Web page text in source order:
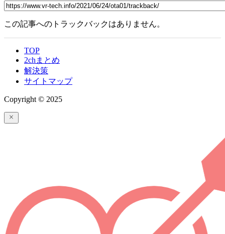
この記事へのトラックバックはありません。
TOP
2chまとめ
解決策
サイトマップ
Copyright © 2025